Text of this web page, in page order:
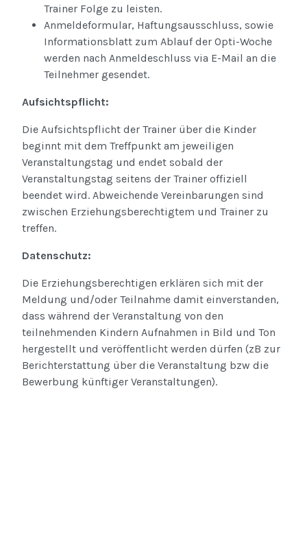
Trainer Folge zu leisten.
Anmeldeformular, Haftungsausschluss, sowie
Informationsblatt zum Ablauf der Opti-Woche
werden nach Anmeldeschluss via E-Mail an die
Teilnehmer gesendet.
Aufsichtspflicht:
Die Aufsichtspflicht der Trainer über die Kinder
beginnt mit dem Treffpunkt am jeweiligen
Veranstaltungstag und endet sobald der
Veranstaltungstag seitens der Trainer offiziell
beendet wird. Abweichende Vereinbarungen sind
zwischen Erziehungsberechtigtem und Trainer zu
treffen.
Datenschutz:
Die Erziehungsberechtigen erklären sich mit der
Meldung und/oder Teilnahme damit einverstanden,
dass während der Veranstaltung von den
teilnehmenden Kindern Aufnahmen in Bild und Ton
hergestellt und veröffentlicht werden dürfen (zB zur
Berichterstattung über die Veranstaltung bzw die
Bewerbung künftiger Veranstaltungen).